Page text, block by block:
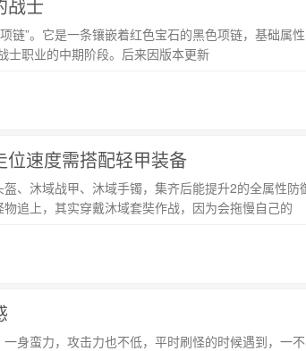
战士
链”。它是一条镶嵌着红色宝石的黑色项链，基础属
士职业的中期阶段。后来因版本更新
速度需搭配轻甲装备
、沐域战甲、沐域手镯，集齐后能提升2的全属性
追上，其实穿戴沐域套奘作战，因为会拖慢自己的
身蛮力，攻击力也不低，平时刷怪的时候遇到，一